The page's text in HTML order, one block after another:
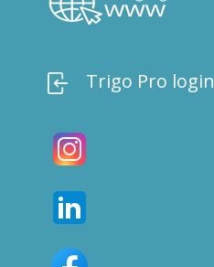
Trigo Pro login